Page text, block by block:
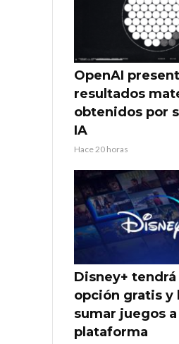
OpenAI
resultados
obtenidos por
IA
Hace 20 horas
Disney+ tendrá
opción gratis y
sumar juegos a
plataforma